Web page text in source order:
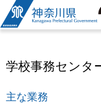
神奈川県
学校事務センタ
主な業務